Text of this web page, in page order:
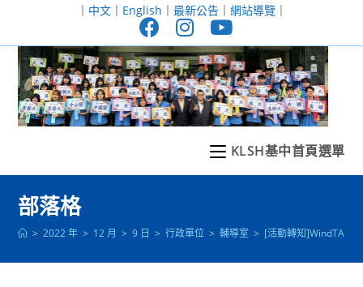
至
｜ 中文｜ English ｜ 最新公告｜ 網站導覽｜
KLSH基中首頁選單
部落格
> 2022 年 > 12 月 > 9 日 > 行政單位 > 輔導室 > [活動轉知